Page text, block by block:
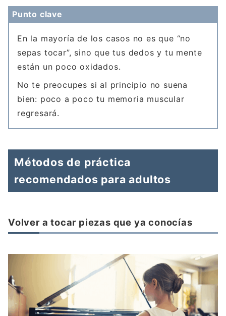
Punto clave
En la mayoría de los casos no es que “no
sepas tocar”, sino que tus dedos y tu mente
están un poco oxidados.
No te preocupes si al principio no suena
bien: poco a poco tu memoria muscular
regresará.
Métodos de práctica
recomendados para adultos
Volver a tocar piezas que ya conocías